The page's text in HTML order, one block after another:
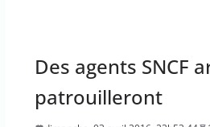
Des agents SNCF
patrouilleront